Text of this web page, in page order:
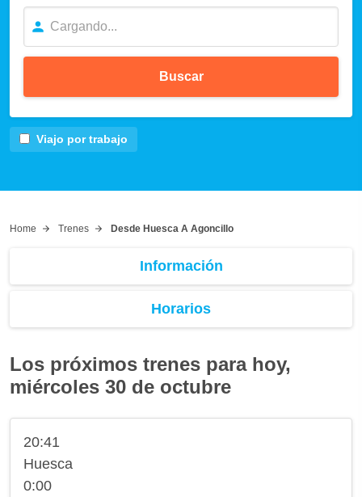
Buscar
Viajo por trabajo
Home Trenes Desde Huesca A Agoncillo
Información
Horarios
Los próximos trenes para hoy,
miércoles 30 de octubre
20:41
Huesca
0:00